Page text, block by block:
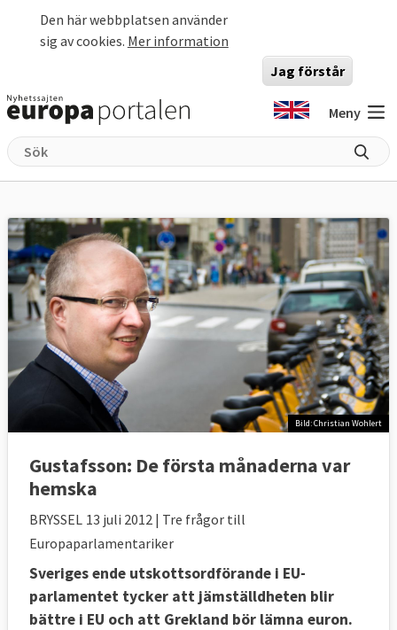
Den här webbplatsen använder
sig av cookies. Mer information
Jag förstår
Meny
Bild: Christian Wohlert
Gustafsson: De första månaderna var
hemska
BRYSSEL 13 juli 2012 | Tre frågor till
Europaparlamentariker
Sveriges ende utskottsordförande i EU-
parlamentet tycker att jämställdheten blir
bättre i EU och att Grekland bör lämna euron.